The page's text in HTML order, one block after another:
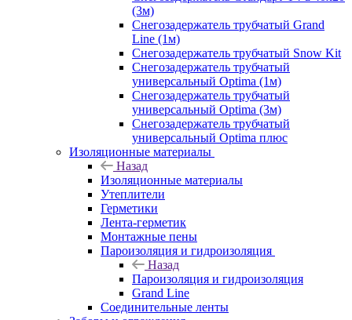
(3м)
Снегозадержатель трубчатый Grand
Line (1м)
Снегозадержатель трубчатый Snow Kit
Снегозадержатель трубчатый
универсальный Optima (1м)
Снегозадержатель трубчатый
универсальный Optima (3м)
Снегозадержатель трубчатый
универсальный Optima плюс
Изоляционные материалы
Назад
Изоляционные материалы
Утеплители
Герметики
Лента-герметик
Монтажные пены
Пароизоляция и гидроизоляция
Назад
Пароизоляция и гидроизоляция
Grand Line
Соединительные ленты